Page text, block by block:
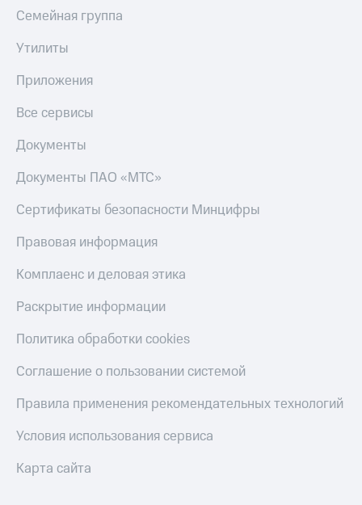
Семейная группа
Утилиты
Приложения
Все сервисы
Документы
Документы ПАО «МТС»
Сертификаты безопасности Минцифры
Правовая информация
Комплаенс и деловая этика
Раскрытие информации
Политика обработки cookies
Соглашение о пользовании системой
Правила применения рекомендательных технологий
Условия использования сервиса
Карта сайта